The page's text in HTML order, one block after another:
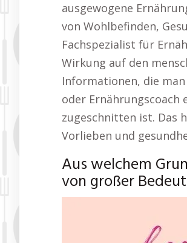
ausgewogene
von Wohlbefinden,
Fachspezialist für
Wirkung auf den
Informationen, die
oder Ernährungscoach
zugeschnitten ist. Das
Vorlieben und
Aus welchem
von großer